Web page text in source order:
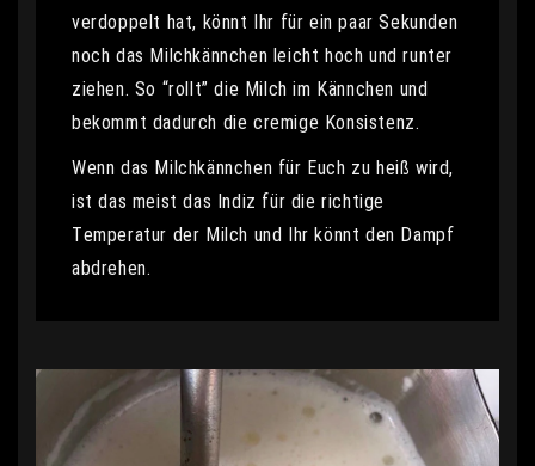
verdoppelt hat, könnt Ihr für ein paar Sekunden
noch das Milchkännchen leicht hoch und runter
ziehen. So “rollt” die Milch im Kännchen und
bekommt dadurch die cremige Konsistenz.
Wenn das Milchkännchen für Euch zu heiß wird,
ist das meist das Indiz für die richtige
Temperatur der Milch und Ihr könnt den Dampf
abdrehen.